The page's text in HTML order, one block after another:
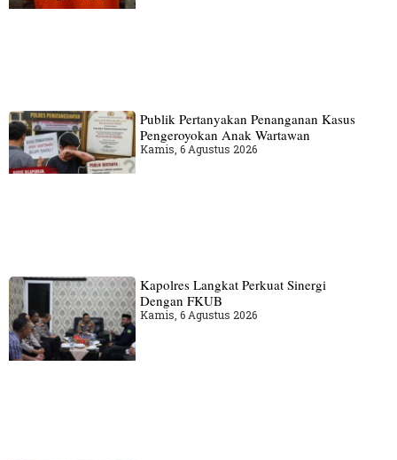
Publik Pertanyakan Penanganan Kasus
Pengeroyokan Anak Wartawan
Kamis, 6 Agustus 2026
Kapolres Langkat Perkuat Sinergi
Dengan FKUB
Kamis, 6 Agustus 2026